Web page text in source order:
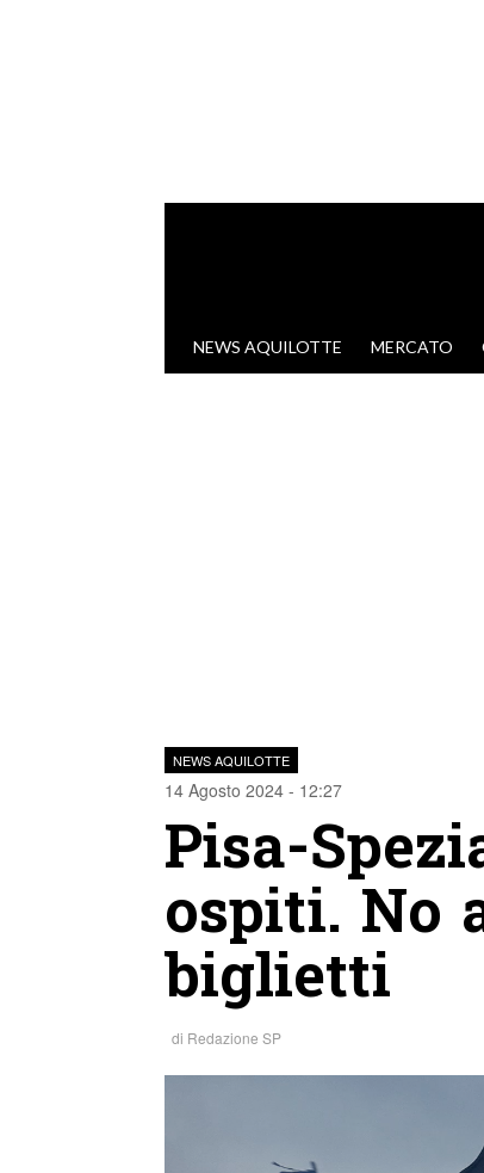
VAI AL CONTENUTO
NEWS AQUILOTTE MERCATO
NEWS AQUILOTTE
14 Agosto 2024 - 12:27
Pisa-
ospiti. No
biglietti
di Redazione SP